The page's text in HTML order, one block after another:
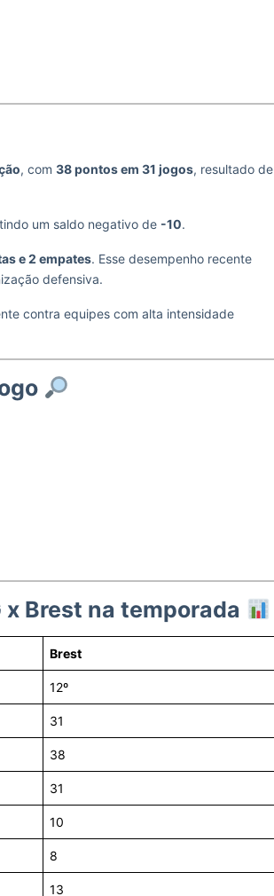
, com 38 pontos em 31 jogos, resultado de
um saldo negativo de -10.
e 2 empates. Esse desempenho recente
defensiva.
contra equipes com alta intensidade
Brest na temporada
Brest
12º
31
38
31
10
8
13